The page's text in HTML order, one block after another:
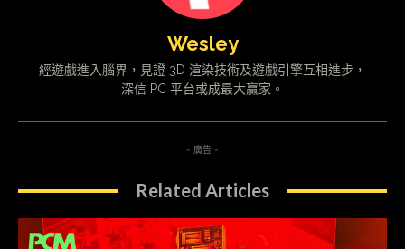
Wesley
經遊戲進入腦界，見證 3D 渲染技術及遊戲引擎互相進步，
深信 PC 平台或成最大贏家。
- 廣告 -
Related Articles